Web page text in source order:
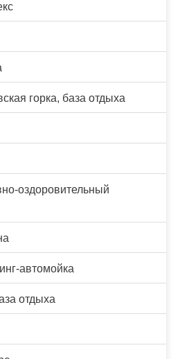
горка, база отдыха
оздоровительный
автомойка
отдыха